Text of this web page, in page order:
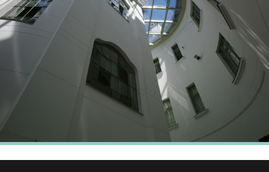
PALOTASÉTÁK ÉS VEZETÉSEK
KÖZÉRDEKŰ ADATOK